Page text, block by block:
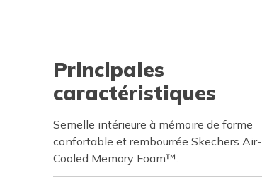
Principales
caractéristiques
Semelle intérieure à mémoire de forme
confortable et rembourrée Skechers Air-
Cooled Memory Foam™.